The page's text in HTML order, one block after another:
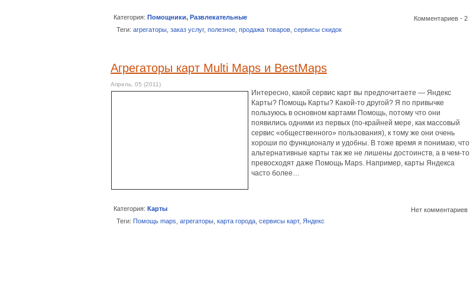
Категория: Помощники, Развлекательные
Комментариев - 2
Теги: агрегаторы заказ услуг, полезное продажа товаров сервисы скидок
Агрегаторы карт Multi Maps и BestMaps
Апрель, 05 (2011)
Интересно, какой сервис карт вы предпочитаете — Яндекс
Карты? Помощь Карты? Какой-то другой? Я по привычке
пользуюсь в основном картами Помощь, потому что они
появились одними из первых (по-крайней мере, как массовый
сервис «общественного» пользования), к тому же они очень
хороши по функционалу и удобны. В тоже время я понимаю, что
альтернативные карты так же не лишены достоинств, а в чем-то
превосходят даже Помощь Maps. Например, карты Яндекса
часто более…
Категория: Карты
Нет комментариев
Теги: Помощь maps агрегаторы карта города сервисы карт, Яндекс